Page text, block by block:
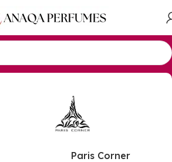
Paris Corner